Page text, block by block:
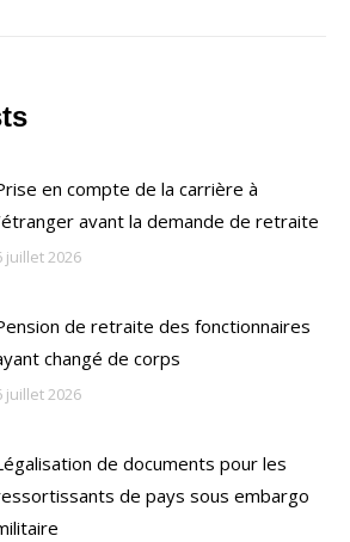
en compte de la carrière à
avant la demande de retraite
juillet 2026
de retraite des fonctionnaires
changé de corps
juillet 2026
de documents pour les
de pays sous embargo